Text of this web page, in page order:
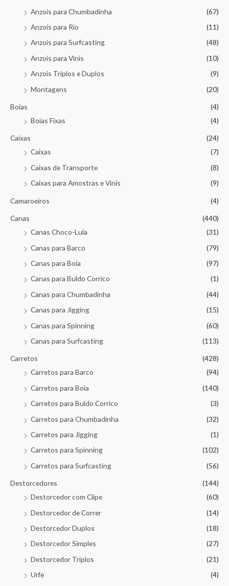
Anzois para Chumbadinha
(67)
Anzois para Rio
(11)
Anzois para Surfcasting
(48)
Anzois para Vinis
(10)
Anzois Triplos e Duplos
(9)
Montagens
(20)
Boias
(4)
Boias Fixas
(4)
Caixas
(24)
Caixas
(7)
Caixas de Transporte
(8)
Caixas para Amostras e Vinis
(9)
Camaroeiros (4)
Canas
(440)
Canas Choco-Lula
(31)
Canas para Barco
(79)
Canas para Boia
(97)
Canas para Buldo Corrico
(1)
Canas para Chumbadinha
(44)
Canas para Jigging
(15)
Canas para Spinning
(60)
Canas para Surfcasting
(113)
Carretos
(428)
Carretos para Barco
(94)
Carretos para Boia
(140)
Carretos para Buldo Corrico
(3)
Carretos para Chumbadinha
(32)
Carretos para Jigging
(1)
Carretos para Spinning
(102)
Carretos para Surfcasting
(56)
Destorcedores
(144)
Destorcedor com Clipe
(60)
Destorcedor de Correr
(14)
Destorcedor Duplos
(18)
Destorcedor Simples
(27)
Destorcedor Triplos
(21)
Urfe
(4)